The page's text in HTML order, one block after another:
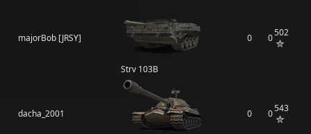
majorBob [JRSY]
Strv 103B
0 0502
dacha_2001 0 0543